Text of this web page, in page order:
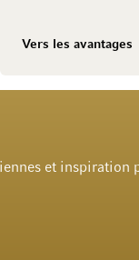
Vers les avantages
et inspiration